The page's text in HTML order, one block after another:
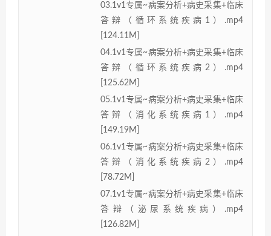
03.1v1专属~病案分析+病史采集+临床
答辩（循环系统疾病1）.mp4
[124.11M]
04.1v1专属~病案分析+病史采集+临床
答辩（循环系统疾病2）.mp4
[125.62M]
05.1v1专属~病案分析+病史采集+临床
答辩（消化系统疾病1）.mp4
[149.19M]
06.1v1专属~病案分析+病史采集+临床
答辩（消化系统疾病2）.mp4
[78.72M]
07.1v1专属~病案分析+病史采集+临床
答辩（泌尿系统疾病）.mp4
[126.82M]